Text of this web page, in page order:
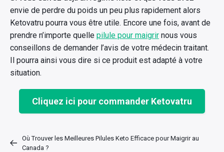
envie de perdre du poids un peu plus rapidement alors
Ketovatru pourra vous être utile. Encore une fois, avant de
prendre n’importe quelle pilule pour maigrir nous vous
conseillons de demander l’avis de votre médecin traitant.
Il pourra ainsi vous dire si ce produit est adapté à votre
situation.
Cliquez ici pour commander Ketovatru
Où Trouver les Meilleures Pilules Keto Efficace pour Maigrir au
Canada ?